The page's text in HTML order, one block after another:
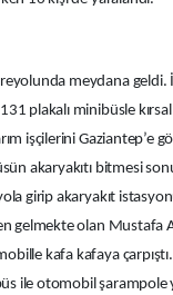
meydana
plakalı minibüsle
işçilerini Gaziantep’e
akaryakıtı bitmesi
girip akaryakıt
gelmekte olan Mustafa
kafa kafaya
ile otomobil şarampole